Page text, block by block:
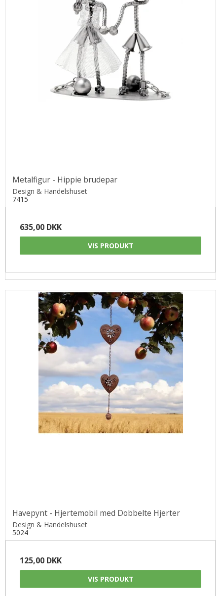
Metalfigur - Hippie brudepar
Design & Handelshuset
7415
635,00 DKK
VIS PRODUKT
Havepynt - Hjertemobil med Dobbelte Hjerter
Design & Handelshuset
5024
125,00 DKK
VIS PRODUKT